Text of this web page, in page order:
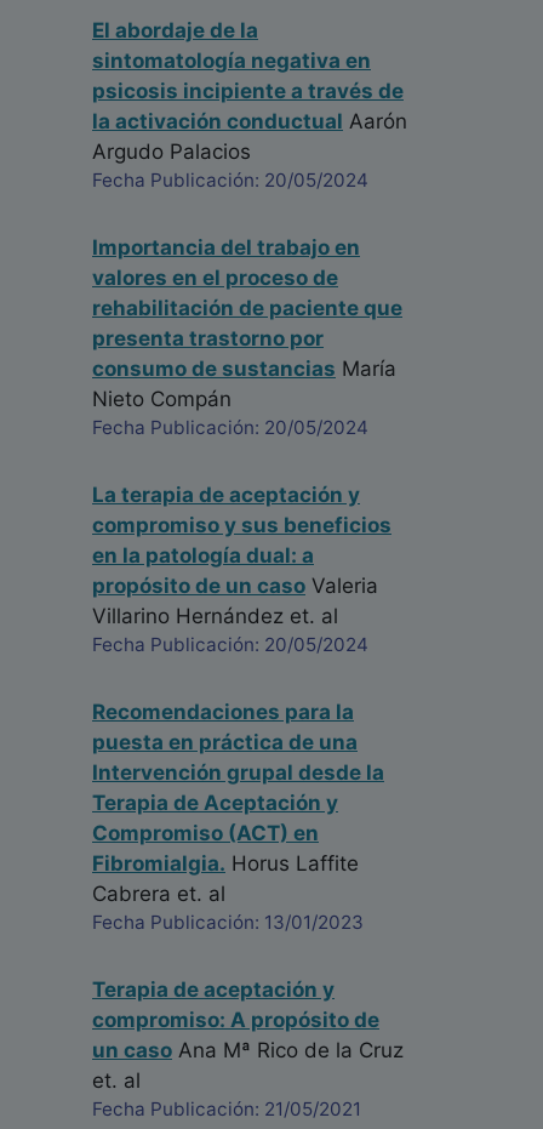
El abordaje de la
sintomatología negativa en
psicosis incipiente a través de
la activación conductual Aarón
Argudo Palacios
Fecha Publicación: 20/05/2024
Importancia del trabajo en
valores en el proceso de
rehabilitación de paciente que
presenta trastorno por
consumo de sustancias María
Nieto Compán
Fecha Publicación: 20/05/2024
La terapia de aceptación y
compromiso y sus beneficios
en la patología dual: a
propósito de un caso Valeria
Villarino Hernández et. al
Fecha Publicación: 20/05/2024
Recomendaciones para la
puesta en práctica de una
Intervención grupal desde la
Terapia de Aceptación y
Compromiso (ACT) en
Fibromialgia. Horus Laffite
Cabrera et. al
Fecha Publicación: 13/01/2023
Terapia de aceptación y
compromiso: A propósito de
un caso Ana Mª Rico de la Cruz
et. al
Fecha Publicación: 21/05/2021